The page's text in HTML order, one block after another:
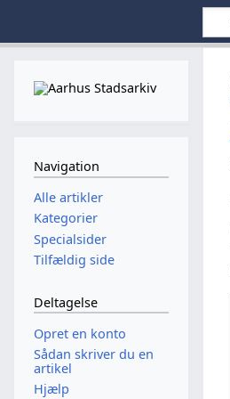
Navigation
Alle artikler
Kategorier
Specialsider
Tilfældig side
Deltagelse
Opret en konto
Sådan skriver du en
artikel
Hjælp